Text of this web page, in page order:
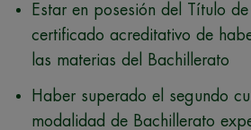
Estar en posesión del Título
certificado acreditativo de
las materias del Bachillerato
Haber superado el segundo
modalidad de Bachillerato